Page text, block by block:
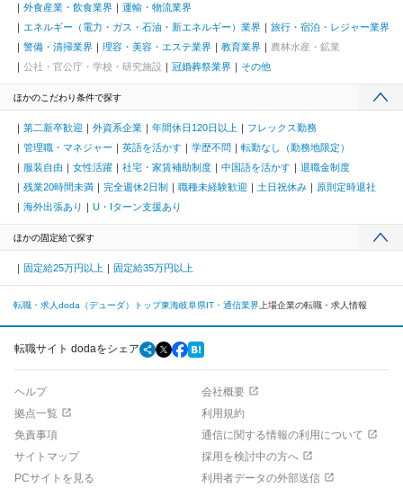
外食産業・飲食業界
運輸・物流業界
エネルギー（電力・ガス・石油・新エネルギー）業界
旅行・宿泊・レジャー業界
警備・清掃業界
理容・美容・エステ業界 教育業界
農林水産・鉱業
公社・官公庁・学校・研究施設
冠婚葬祭業界 その他
ほかのこだわり条件で探す
第二新卒歓迎 外資系企業 年間休日120日以上
フレックス勤務
管理職・マネジャー
英語を活かす 学歴不問
転勤なし（勤務地限定）
服装自由
女性活躍 社宅・家賃補助制度 中国語を活かす
退職金制度
残業20時間未満
完全週休2日制 職種未経験歓迎 土日祝休み
原則定時退社
海外出張あり
U・Iターン支援あり
ほかの固定給で探す
固定給25万円以上 固定給35万円以上
転職・求人doda（デューダ）トップ東海岐阜県IT・通信業界 上場企業の転職・求人情報
転職サイト dodaをシェア
ヘルプ
会社概要
拠点一覧
利用規約
免責事項
通信に関する情報の利用について
サイトマップ
採用を検討中の方へ
PCサイトを見る
利用者データの外部送信